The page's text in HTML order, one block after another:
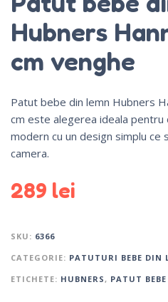
Hubners
cm venghe
Patut bebe din lemn Hubners
cm este alegerea ideala
modern cu un design simplu
camera.
289 lei
SKU: 6366
CATEGORIE: PATUTURI BEBE DIN
ETICHETE: HUBNERS , PATUT BEBE